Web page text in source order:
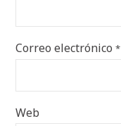
Correo electrónico*
Web